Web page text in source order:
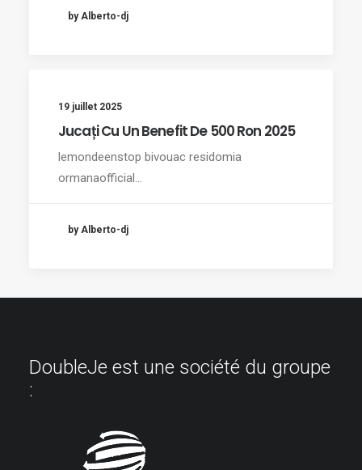
by Alberto-dj
19 juillet 2025
Jucați Cu Un Benefit De 500 Ron 2025
lemondeenstop bivouac residomia
ormanaofficial…
by Alberto-dj
DoubleJe est une société du groupe
: